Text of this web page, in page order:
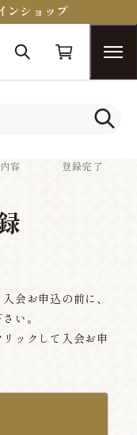
ショップ
容 登録完了
会お申込の前に、
い。
ックして入会お申